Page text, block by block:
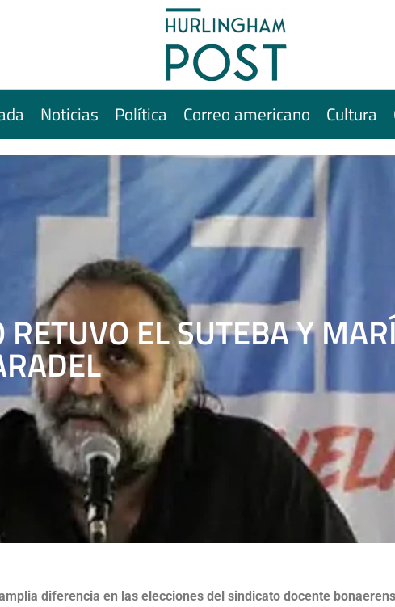
Noticias Política Correo americano Cultura
EL SUTEBA Y
diferencia en las elecciones del sindicato docente